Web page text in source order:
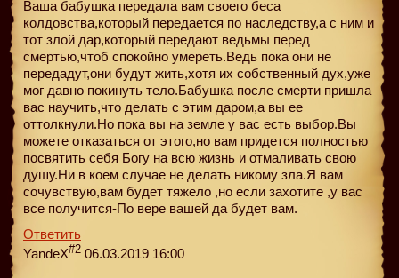
Ваша бабушка передала вам своего беса
колдовства,который передается по наследству,а с ним и
тот злой дар,который передают ведьмы перед
смертью,чтоб спокойно умереть.Ведь пока они не
передадут,они будут жить,хотя их собственный дух,уже
мог давно покинуть тело.Бабушка после смерти пришла
вас научить,что делать с этим даром,а вы ее
оттолкнули.Но пока вы на земле у вас есть выбор.Вы
можете отказаться от этого,но вам придется полностью
посвятить себя Богу на всю жизнь и отмаливать свою
душу.Ни в коем случае не делать никому зла.Я вам
сочувствую,вам будет тяжело ,но если захотите ,у вас
все получится-По вере вашей да будет вам.
Ответить
YandeX#2 06.03.2019 16:00